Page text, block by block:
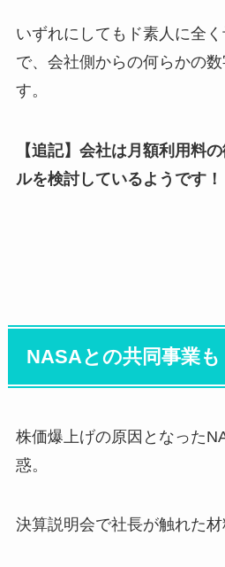
いずれにしてもド素人に全
で、会社側からの何らかの
す。
【追記】会社は月額利用料
ルを検討しているようです！
NASAとの共同事業も
株価爆上げの原因となった
惑。
決算説明会で社長が触れた材